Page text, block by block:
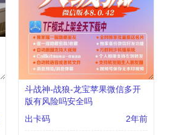
斗战神-战狼-龙宝苹果微信多开
版有风险吗安全吗
出卡码
2年前